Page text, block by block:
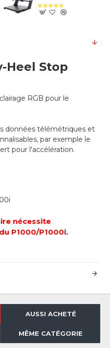
Heel Stop
RGB pour le
données télémétriques et
par exemple le
pour l'accélération.
nécessite
P1000/P1000i.
AUSSI ACHETÉ
MÊME CATÉGORIE